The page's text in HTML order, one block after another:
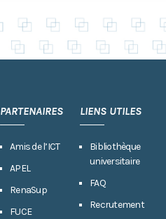
PARTENAIRES
Amis de l’ICT
APEL
RenaSup
FUCE
LIENS UTILES
Bibliothèque
universitaire
FAQ
Recrutement